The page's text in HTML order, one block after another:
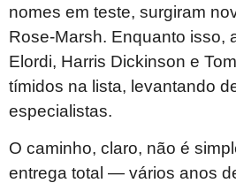
nomes em teste, surgiram
Rose-Marsh. Enquanto isso,
Elordi, Harris Dickinson e
tímidos na lista, levantando
especialistas.
O caminho, claro, não é
entrega total — vários anos